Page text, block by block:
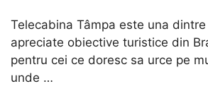
Telecabina Tâmpa este una
apreciate obiective turistice din
pentru cei ce doresc sa urce pe
unde …